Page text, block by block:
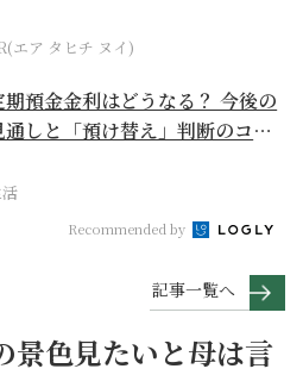
エア タヒチ ヌイ)
期預金金利はどうなる？ 今後の
通しと「預け替え」判断のコツ
Recommended by
記事一覧へ
景色見たいと母は言